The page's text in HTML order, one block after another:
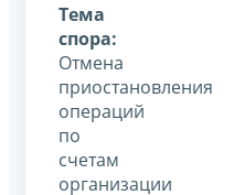
Тема
спора:
Отмена
приостановления
операций
по
счетам
организации